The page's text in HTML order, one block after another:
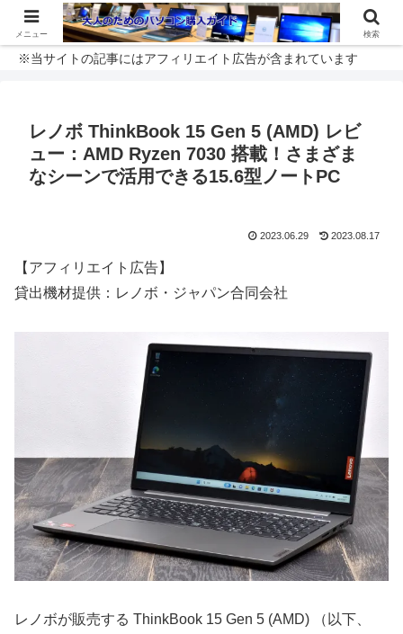
※当サイトの記事にはアフィリエイト広告が含まれています
レノボ ThinkBook 15 Gen 5 (AMD) レビ
ュー：AMD Ryzen 7030 搭載！さまざま
なシーンで活用できる15.6型ノートPC
2023.06.29 2023.08.17
【アフィリエイト広告】
貸出機材提供：レノボ・ジャパン合同会社
レノボが販売する ThinkBook 15 Gen 5 (AMD) （以下、
メニュー 検索